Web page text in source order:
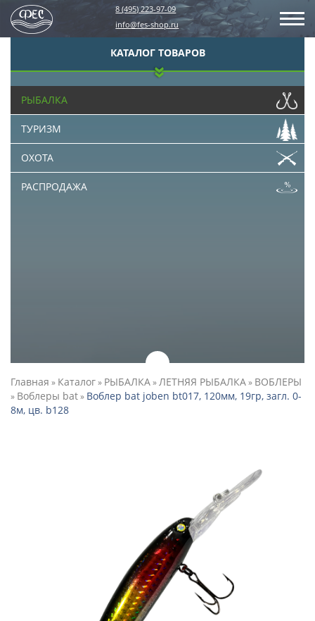
8 (495) 223-97-09
info@fes-shop.ru
КАТАЛОГ ТОВАРОВ
РЫБАЛКА
ТУРИЗМ
ОХОТА
РАСПРОДАЖА
Главная » Каталог» РЫБАЛКА»ЛЕТНЯЯ РЫБАЛКА» ВОБЛЕРЫ
» Воблеры bat» Воблер bat joben bt017, 120мм, 19гр, загл. 0-
8м, цв. b128